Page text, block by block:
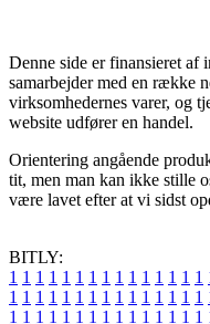
Denne side er finansieret
samarbejder med en række
virksomhedernes varer, og
website udfører en handel.
Orientering angående
tit, men man kan ikke stille
være lavet efter at vi sidst
BITLY:
1 1 1 1 1 1 1 1 1 1 1 1 1 1 1
1 1 1 1 1 1 1 1 1 1 1 1 1 1 1
1 1 1 1 1 1 1 1 1 1 1 1 1 1 1